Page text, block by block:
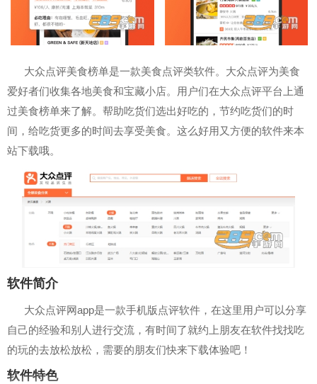
大众点评美食榜单是一款美食点评类软件。大众点评为美食
爱好者们收集各地美食和宝藏小店。用户们在大众点评平台上通
过美食榜单来了解。帮助吃货们选出好吃的，节约吃货们的时
间，给吃货更多的时间去享受美食。这么好用又方便的软件来本
站下载哦。
软件简介
大众点评网app是一款手机版点评软件，在这里用户可以分享
自己的经验和别人进行交流，有时间了就约上朋友在软件找找吃
的玩的去放松放松，需要的朋友们快来下载体验吧！
软件特色